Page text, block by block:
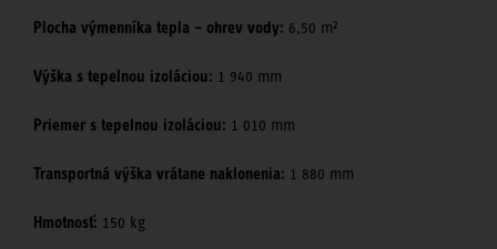
Plocha výmenníka tepla – ohrev vody: 6,50 m²
Výška s tepelnou izoláciou: 1 940 mm
Priemer s tepelnou izoláciou: 1 010 mm
Transportná výška vrátane naklonenia: 1 880 mm
Hmotnosť: 150 kg